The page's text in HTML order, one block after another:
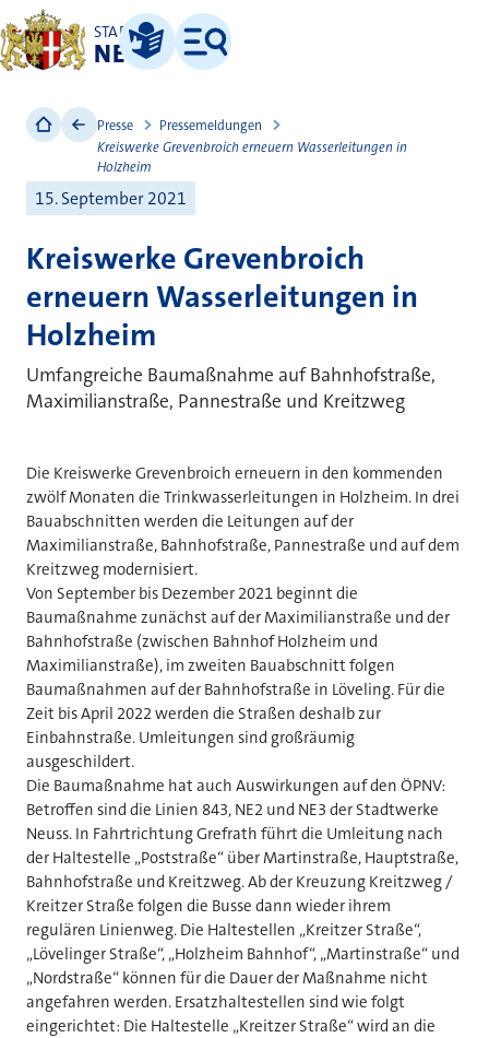
STADT
NEUSS
Leichte Sprache
Menü
Presse
Pressemeldungen
Kreiswerke Grevenbroich erneuern Wasserleitungen in
Holzheim
15. September 2021
Kreiswerke Grevenbroich
erneuern Wasserleitungen in
Holzheim
Umfangreiche Baumaßnahme auf Bahnhofstraße,
Maximilianstraße, Pannestraße und Kreitzweg
Die Kreiswerke Grevenbroich erneuern in den kommenden
zwölf Monaten die Trinkwasserleitungen in Holzheim. In drei
Bauabschnitten werden die Leitungen auf der
Maximilianstraße, Bahnhofstraße, Pannestraße und auf dem
Kreitzweg modernisiert.
Von September bis Dezember 2021 beginnt die
Baumaßnahme zunächst auf der Maximilianstraße und der
Bahnhofstraße (zwischen Bahnhof Holzheim und
Maximilianstraße), im zweiten Bauabschnitt folgen
Baumaßnahmen auf der Bahnhofstraße in Löveling. Für die
Zeit bis April 2022 werden die Straßen deshalb zur
Einbahnstraße. Umleitungen sind großräumig
ausgeschildert.
Die Baumaßnahme hat auch Auswirkungen auf den ÖPNV:
Betroffen sind die Linien 843, NE2 und NE3 der Stadtwerke
Neuss. In Fahrtrichtung Grefrath führt die Umleitung nach
der Haltestelle „Poststraße“ über Martinstraße, Hauptstraße,
Bahnhofstraße und Kreitzweg. Ab der Kreuzung Kreitzweg /
Kreitzer Straße folgen die Busse dann wieder ihrem
regulären Linienweg. Die Haltestellen „Kreitzer Straße“,
„Lövelinger Straße“, „Holzheim Bahnhof“, „Martinstraße“ und
„Nordstraße“ können für die Dauer der Maßnahme nicht
angefahren werden. Ersatzhaltestellen sind wie folgt
eingerichtet: Die Haltestelle „Kreitzer Straße“ wird an die